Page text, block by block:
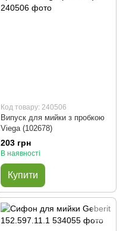
Код товару: 240506
Випуск для мийки з пробкою
Viega (102678)
203 грн
В наявності
Купити